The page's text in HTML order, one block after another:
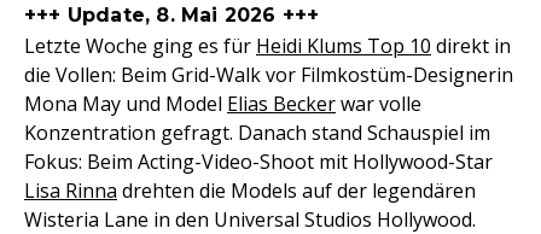
+++ Update, 8. Mai 2026 +++
Letzte Woche ging es für Heidi Klums Top 10 direkt in
die Vollen: Beim Grid-Walk vor Filmkostüm-Designerin
Mona May und Model Elias Beckerwar volle
Konzentration gefragt. Danach stand Schauspiel im
Fokus: Beim Acting-Video-Shoot mit Hollywood-Star
Lisa Rinna drehten die Models auf der legendären
Wisteria Lane in den Universal Studios Hollywood.